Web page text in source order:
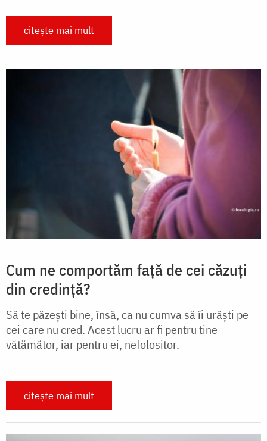
citește mai mult
Cum ne comportăm față de cei căzuți
din credință?
Să te păzești bine, însă, ca nu cumva să îi urăști pe
cei care nu cred. Acest lucru ar fi pentru tine
vătămător, iar pentru ei, nefolositor.
citește mai mult